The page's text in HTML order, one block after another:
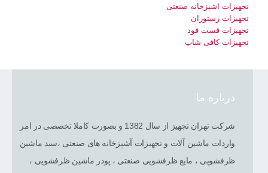
تجهیزات اشپزخانه صنعتی
تجهیزات رستوران
تجهیزات فست فود
تجهیزات کافی شاپ
درباره ما
شرکت تهران تجهیز از سال 1382 و بصورت کاملا تخصصی در امر
واردات ماشین آلات و تجهبزات آشپزخانه های صنعتی ،سبد ماشین
ظرفشویی ، مایع ظرفشویی صنعتی ، پودر ماشین ظرفشویی ،